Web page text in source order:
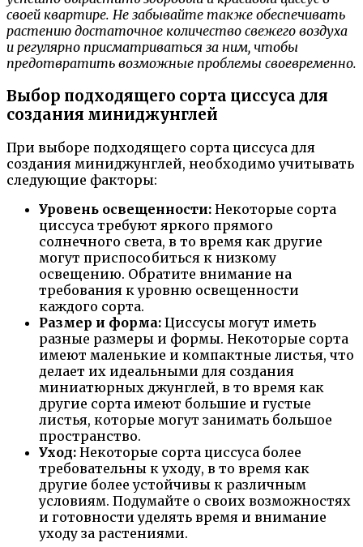
своей квартире. Не забывайте также обеспечивать
растению достаточное количество свежего воздуха
и регулярно присматриваться за ним, чтобы
предотвратить возможные проблемы своевременно.
Выбор подходящего сорта циссуса для
создания миниджунглей
При выборе подходящего сорта циссуса для
создания миниджунглей, необходимо учитывать
следующие факторы:
Уровень освещенности: Некоторые сорта
циссуса требуют яркого прямого
солнечного света, в то время как другие
могут приспособиться к низкому
освещению. Обратите внимание на
требования к уровню освещенности
каждого сорта.
Размер и форма: Циссусы могут иметь
разные размеры и формы. Некоторые сорта
имеют маленькие и компактные листья, что
делает их идеальными для создания
миниатюрных джунглей, в то время как
другие сорта имеют большие и густые
листья, которые могут занимать большое
пространство.
Уход: Некоторые сорта циссуса более
требовательны к уходу, в то время как
другие более устойчивы к различным
условиям. Подумайте о своих возможностях
и готовности уделять время и внимание
уходу за растениями.